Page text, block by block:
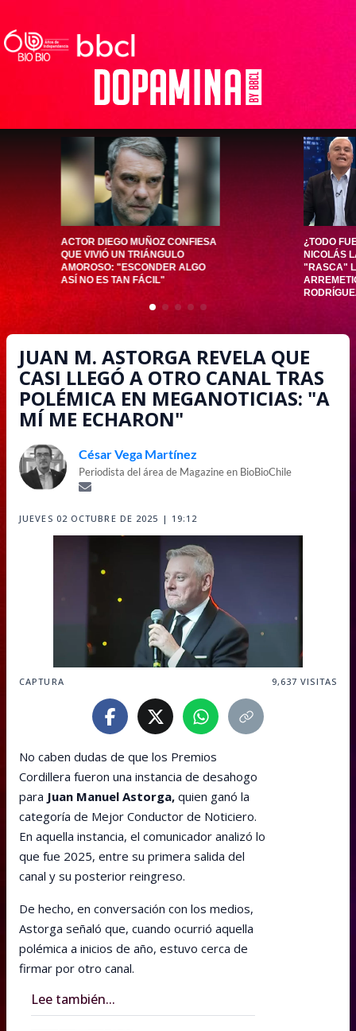
ACTOR DIEGO MUÑOZ CONFIESA
QUE VIVIÓ UN TRIÁNGULO
AMOROSO: "ESCONDER ALGO
ASÍ NO ES TAN FÁCIL"
¿TODO
NICOLÁS
"RASCA"
JUAN M. ASTORGA REVELA QUE
CASI LLEGÓ A OTRO CANAL TRAS
POLÉMICA EN MEGANOTICIAS: "A
MÍ ME ECHARON"
César Vega Martínez
Periodista del área de Magazine en BioBioChile
JUEVES 02 OCTUBRE DE 2025 | 19:12
CAPTURA 9,637 VISITAS
No caben dudas de que los Premios
Cordillera fueron una instancia de desahogo
para Juan Manuel Astorga, quien ganó la
categoría de Mejor Conductor de Noticiero.
En aquella instancia, el comunicador analizó lo
que fue 2025, entre su primera salida del
canal y su posterior reingreso.
De hecho, en conversación con los medios,
Astorga señaló que, cuando ocurrió aquella
polémica a inicios de año, estuvo cerca de
firmar por otro canal.
Lee también...